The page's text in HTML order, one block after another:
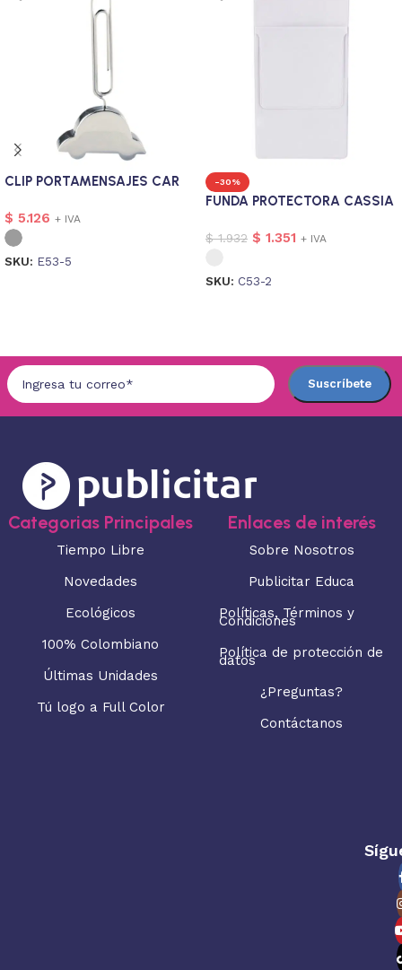
CLIP PORTAMENSAJES CAR
$ 5.126 + IVA
SKU: E53-5
-30%
FUNDA PROTECTORA CASSIA
$1.932 $ 1.351 + IVA
SKU: C53-2
Categorias Principales
Tiempo Libre
Novedades
Ecológicos
100% Colombiano
Últimas Unidades
Tú logo a Full Color
Enlaces de interés
Sobre Nosotros
Publicitar Educa
Políticas, Términos y
Condiciones
Política de protección de
datos
¿Preguntas?
Contáctanos